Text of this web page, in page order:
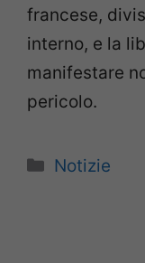
francese,
interno, e la
manifestare
pericolo.
Categorie
Notizie